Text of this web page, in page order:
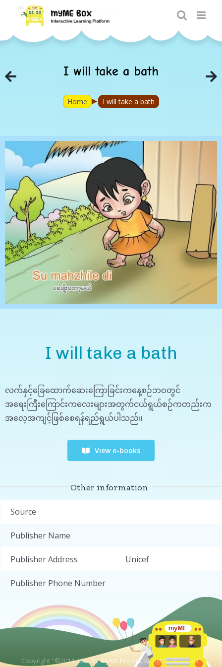
content
I will take a bath
Home ► I will take a bath
I will take a bath
လက်နှင့်ခြေထောက်ဆေးကြောခြင်းကနေ့စဉ်ဘဝတွင်
အရေးကြီးကြောင်းကလေးများအတွက်ငယ်ရွယ်စဉ်ကတည်းက
အလေ့အကျင့်ဖြစ်စေရန်ရည်ရွယ်ပါသည်။
View e-books
Other information
Source
Publisher Name
Publisher Address Unicef
Publisher Phone Number
Copyright "©2014-2020 bymyME Project.All rights reserved"